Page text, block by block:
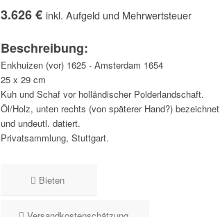
3.626 € inkl. Aufgeld und Mehrwertsteuer
Beschreibung:
Enkhuizen (vor) 1625 - Amsterdam 1654
25 x 29 cm
Kuh und Schaf vor holländischer Polderlandschaft.
Öl/Holz, unten rechts (von späterer Hand?) bezeichnet
und undeutl. datiert.
Privatsammlung, Stuttgart.
Bieten